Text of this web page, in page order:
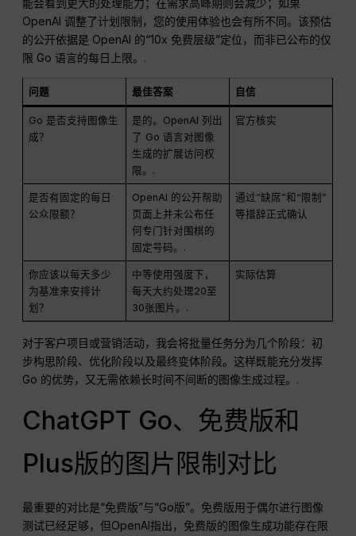
OpenAI 调整了计划限制，您的使用体验也会有所不同。该预估
的公开依据是 OpenAI 的“10x 免费层级”定位，而非已公布的仅
限 Go 语言的每日上限。.
问题 最佳答案 自信
Go 是否支持图像生
成？
是的。OpenAI 列出
了 Go 语言对图像
生成的扩展访问权
限。.
官方核实
是否有固定的每日
公众限额？
OpenAI 的公开帮助
页面上并未公布任
何专门针对围棋的
固定号码。.
通过“缺席”和“限制”
等措辞正式确认
你应该以每天多少
为基准来安排计
划？
中等使用强度下，
每天大约处理20至
30张图片。.
实际估算
对于客户项目或营销活动，我会将批量任务分为几个阶段：初
步构思阶段、优化阶段以及最终变体阶段。这样既能充分发挥
Go 的优势，又无需依赖长时间不间断的图像生成过程。.
ChatGPT Go、免费版和
Plus版的图片限制对比
最重要的对比是“免费版”与“Go版”。免费版用于偶尔进行图像
测试已经足够，但OpenAI指出，免费版的图像生成功能存在限